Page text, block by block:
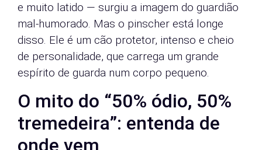
e muito latido — surgiu a imagem do guardião
mal-humorado. Mas o pinscher está longe
disso. Ele é um cão protetor, intenso e cheio
de personalidade, que carrega um grande
espírito de guarda num corpo pequeno.
O mito do “50% ódio, 50%
tremedeira”: entenda de
onde vem